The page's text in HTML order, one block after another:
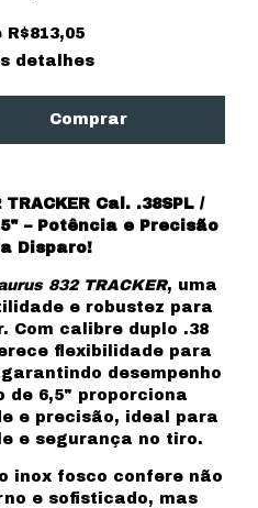
R$813,05
detalhes
Cal. .38SPL /
– Potência e Precisão
Disparo!
832 TRACKER, uma
e robustez para
Com calibre duplo .38
flexibilidade para
desempenho
de 6,5" proporciona
e precisão, ideal para
e segurança no tiro.
inox fosco confere não
e sofisticado, mas